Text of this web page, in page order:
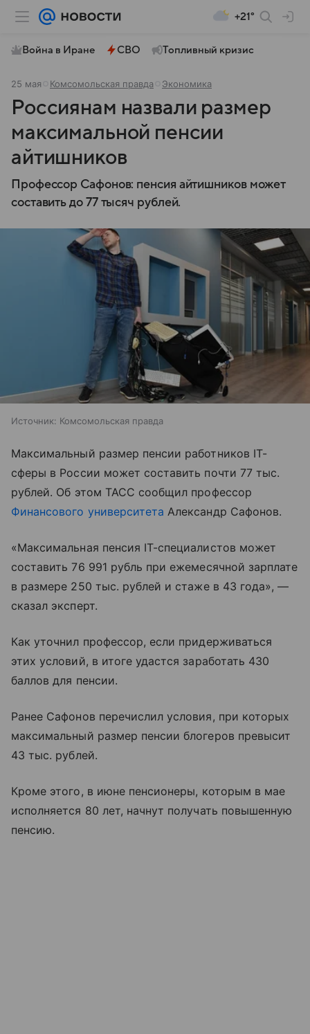
+21°
Война в Иране СВО Топливный кризис
25 мая Комсомольская правда Экономика
Россиянам назвали размер
максимальной пенсии
айтишников
Профессор Сафонов: пенсия айтишников может
составить до 77 тысяч рублей.
Источник: Комсомольская правда
Максимальный размер пенсии работников IT-
сферы в России может составить почти 77 тыс.
рублей. Об этом ТАСС сообщил профессор
Финансового университета Александр Сафонов.
«Максимальная пенсия IT-специалистов может
составить 76 991 рубль при ежемесячной зарплате
в размере 250 тыс. рублей и стаже в 43 года», —
сказал эксперт.
Как уточнил профессор, если придерживаться
этих условий, в итоге удастся заработать 430
баллов для пенсии.
Ранее Сафонов перечислил условия, при которых
максимальный размер пенсии блогеров превысит
43 тыс. рублей.
Кроме этого, в июне пенсионеры, которым в мае
исполняется 80 лет, начнут получать повышенную
пенсию.